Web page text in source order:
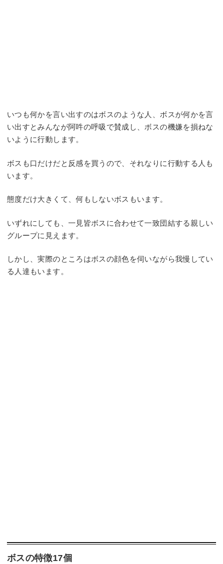
いつも何かを言い出すのはボスのような人、ボスが何かを言
い出すとみんなが阿吽の呼吸で賛成し、ボスの機嫌を損ねな
いように行動します。
ボスも口だけだと反感を買うので、それなりに行動する人も
います。
態度だけ大きくて、何もしないボスもいます。
いずれにしても、一見皆ボスに合わせて一致団結する親しい
グループに見えます。
しかし、実際のところはボスの顔色を伺いながら我慢してい
る人達もいます。
ボスの特徴17個